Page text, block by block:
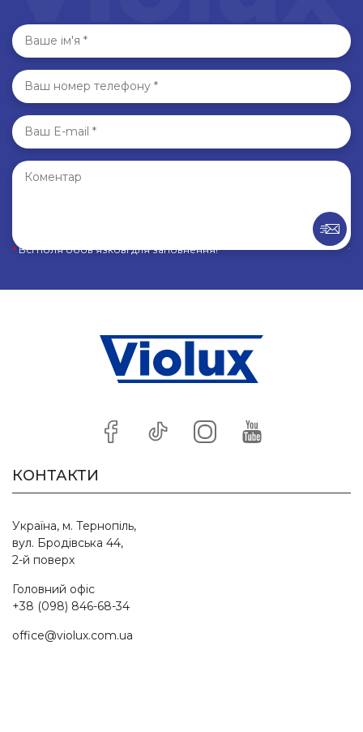
*Всі поля обов’язкові для заповнення!
КОНТАКТИ
Україна, м. Тернопіль,
вул. Бродівська 44,
2-й поверх
Головний офіс
+38 (098) 846-68-34
office@violux.com.ua